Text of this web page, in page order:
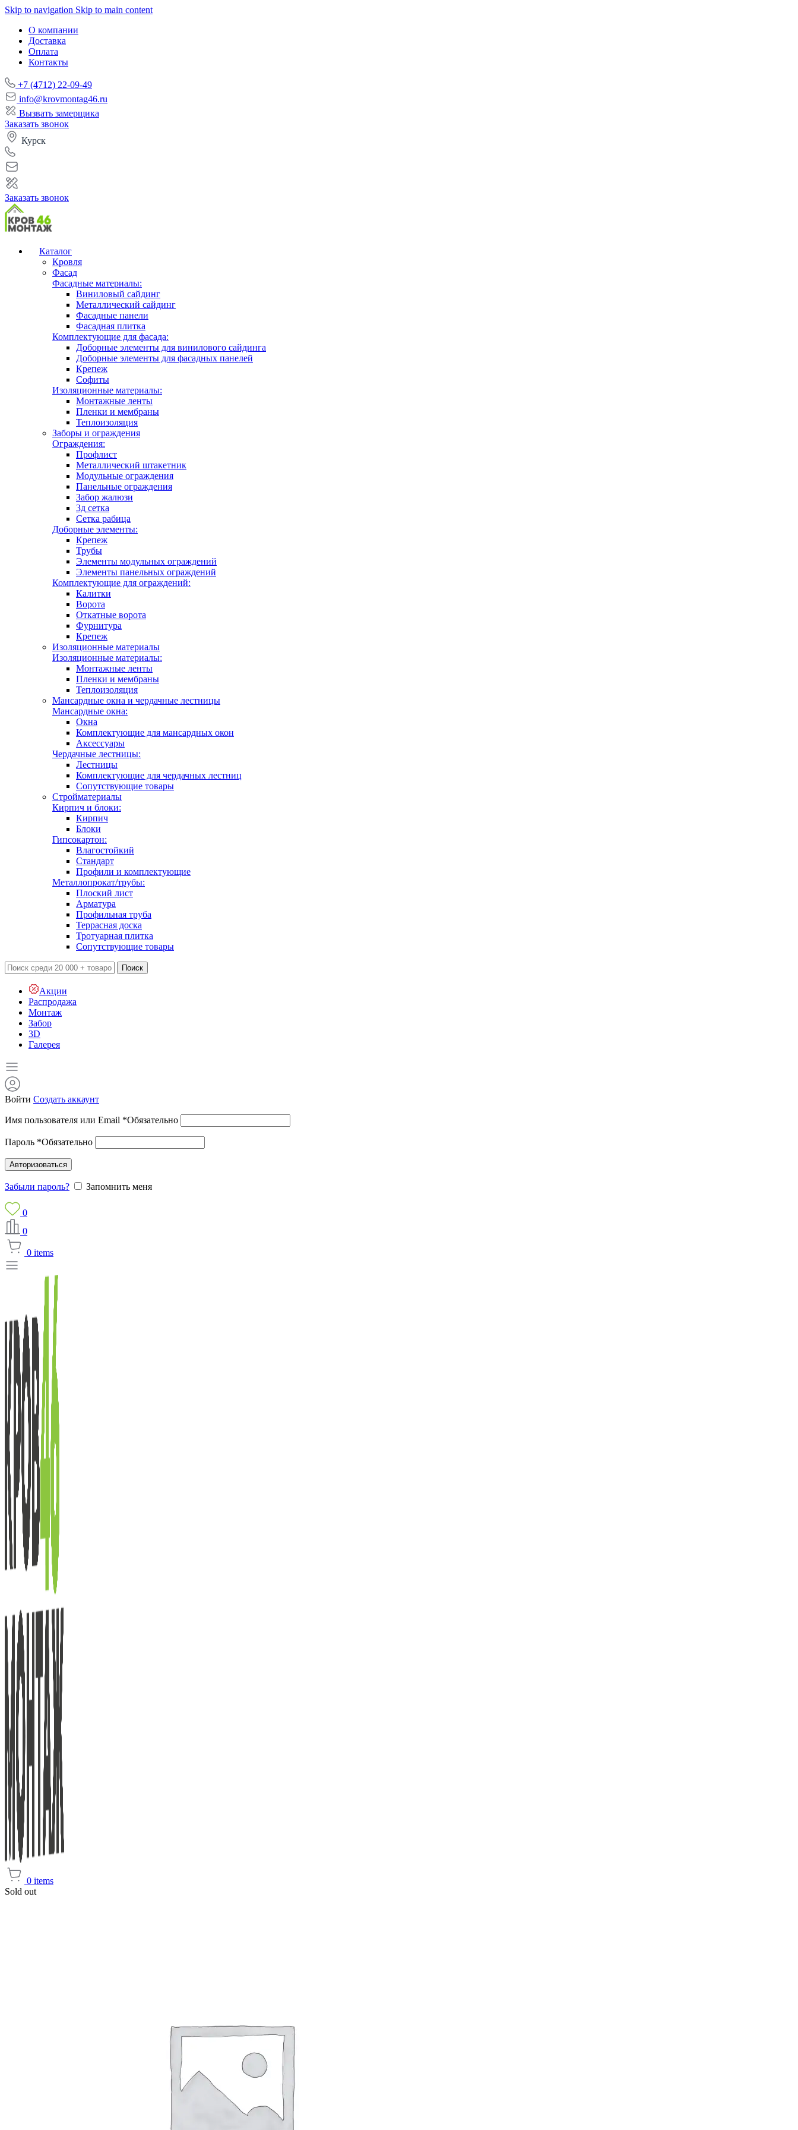
Skip to navigation Skip to main content
О компании
Доставка
Оплата
Контакты
+7 (4712) 22-09-49
info@krovmontag46.ru
Вызвать замерщика
Заказать звонок
Курск
Заказать звонок
Каталог
Кровля
Фасад
Фасадные материалы:
Виниловый сайдинг
Металлический сайдинг
Фасадные панели
Фасадная плитка
Комплектующие для фасада:
Доборные элементы для винилового сайдинга
Доборные элементы для фасадных панелей
Крепеж
Софиты
Изоляционные материалы:
Монтажные ленты
Пленки и мембраны
Теплоизоляция
Заборы и ограждения
Ограждения:
Профлист
Металлический штакетник
Модульные ограждения
Панельные ограждения
Забор жалюзи
3д сетка
Сетка рабица
Доборные элементы:
Крепеж
Трубы
Элементы модульных ограждений
Элементы панельных ограждений
Комплектующие для ограждений:
Калитки
Ворота
Откатные ворота
Фурнитура
Крепеж
Изоляционные материалы
Изоляционные материалы:
Монтажные ленты
Пленки и мембраны
Теплоизоляция
Мансардные окна и чердачные лестницы
Мансардные окна:
Окна
Комплектующие для мансардных окон
Аксессуары
Чердачные лестницы:
Лестницы
Комплектующие для чердачных лестниц
Сопутствующие товары
Стройматериалы
Кирпич и блоки:
Кирпич
Блоки
Гипсокартон:
Влагостойкий
Стандарт
Профили и комплектующие
Металлопрокат/трубы:
Плоский лист
Арматура
Профильная труба
Террасная доска
Тротуарная плитка
Сопутствующие товары
Поиск
Акции
Распродажа
Монтаж
Забор
3D
Галерея
Войти Создать аккаунт
Имя пользователя или Email *Обязательно
Пароль *Обязательно
Авторизоваться
Забыли пароль? Запомнить меня
0
0
0 items
0 items
Sold out